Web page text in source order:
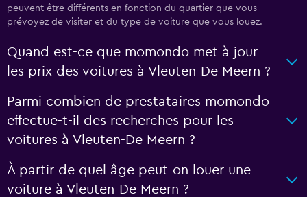
peuvent être différents en fonction du quartier que vous
prévoyez de visiter et du type de voiture que vous louez.
Quand est-ce que momondo met à jour
les prix des voitures à Vleuten-De Meern ?
Parmi combien de prestataires momondo
effectue-t-il des recherches pour les
voitures à Vleuten-De Meern ?
À partir de quel âge peut-on louer une
voiture à Vleuten-De Meern ?